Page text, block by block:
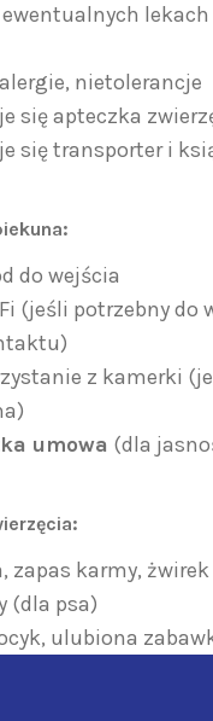
lekach
nietolerancje
się apteczka
się transporter i
do wejścia
(jeśli potrzebny do
z kamerki
umowa (dla
zapas karmy,
(dla psa)
ulubiona